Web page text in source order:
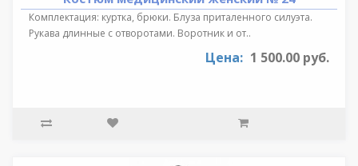
Комплектация: куртка, брюки. Блуза приталенного силуэта.
Рукава длинные с отворотами. Воротник и от..
Цена: 1 500.00 руб.